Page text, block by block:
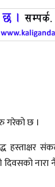
गरेको छ ।
हस्ताक्षर
नारा